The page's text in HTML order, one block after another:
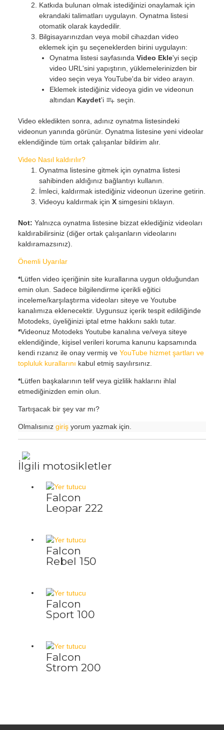
Katkıda bulunan olmak istediğinizi onaylamak için
ekrandaki talimatları uygulayın. Oynatma listesi
otomatik olarak kaydedilir.
Bilgisayarınızdan veya mobil cihazdan video
eklemek için şu seçeneklerden birini uygulayın:
Oynatma listesi sayfasında Video Ekle'yi seçip
video URL'sini yapıştırın, yüklemelerinizden bir
video seçin veya YouTube'da bir video arayın.
Eklemek istediğiniz videoya gidin ve videonun
altından Kaydet'i seçin.
Video ekledikten sonra, adınız oynatma listesindeki
videonun yanında görünür. Oynatma listesine yeni videolar
eklendiğinde tüm ortak çalışanlar bildirim alır.
Video Nasıl kaldırılır?
Oynatma listesine gitmek için oynatma listesi
sahibinden aldığınız bağlantıyı kullanın.
İmleci, kaldırmak istediğiniz videonun üzerine getirin.
Videoyu kaldırmak için Xsimgesini tıklayın.
Not: Yalnızca oynatma listesine bizzat eklediğiniz videoları
kaldırabilirsiniz (diğer ortak çalışanların videolarını
kaldıramazsınız).
Önemli Uyarılar
*Lütfen video içeriğinin site kurallarına uygun olduğundan
emin olun. Sadece bilgilendirme içerikli eğitici
inceleme/karşılaştırma videoları siteye ve Youtube
kanalımıza eklenecektir. Uygunsuz içerik tespit edildiğinde
Motodeks, üyeliğinizi iptal etme hakkını saklı tutar.
*Videonuz Motodeks Youtube kanalına ve/veya siteye
eklendiğinde, kişisel verileri koruma kanunu kapsamında
kendi rızanız ile onay vermiş ve YouTube hizmet şartları ve
topluluk kurallarını kabul etmiş sayılırsınız.
*Lütfen başkalarının telif veya gizlilik haklarını ihlal
etmediğinizden emin olun.
Tartışacak bir şey var mı?
Olmalısınız girişyorum yazmak için.
İlgili motosikletler
Falcon
Leopar 222
Falcon
Rebel 150
Falcon
Sport 100
Falcon
Strom 200